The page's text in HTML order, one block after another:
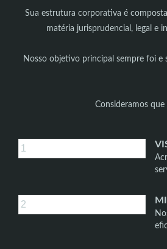
Sua estrutura corporativa é
matéria jurisprudencial, legal e
Nosso objetivo principal sempre foi e
Consideramos